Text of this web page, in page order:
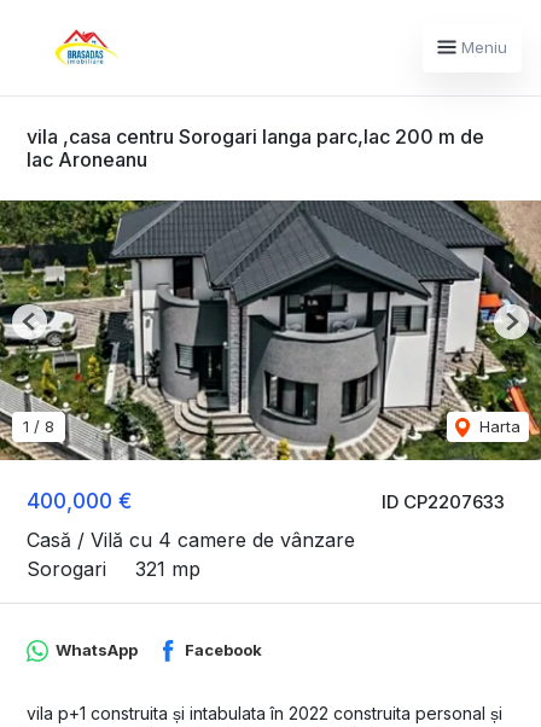
Meniu
vila ,casa centru Sorogari langa parc,lac 200 m de
lac Aroneanu
ID CP2207633
400,000 €
Casă / Vilă cu 4 camere de vânzare
Sorogari
321 mp
1 / 8 Harta
Previous
WhatsApp Facebook
vila p+1 construita și intabulata în 2022 construita personal și